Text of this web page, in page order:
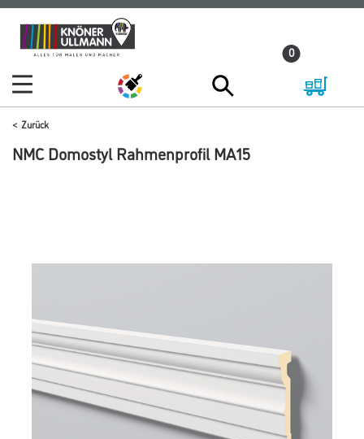
Zum
Inhalt
Zum
Navigationsmenü
0
Zurück
NMC Domostyl Rahmenprofil MA15